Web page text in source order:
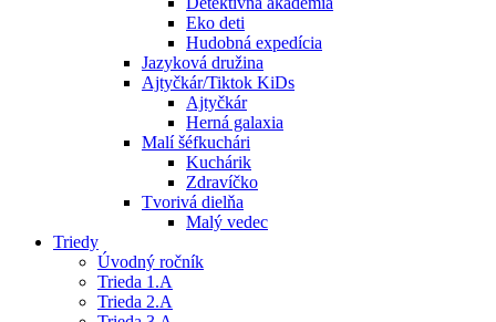
Eko deti
Hudobná expedícia
Jazyková družina
Ajtyčkár/Tiktok KiDs
Ajtyčkár
Herná galaxia
Malí šéfkuchári
Kuchárik
Zdravíčko
Tvorivá dielňa
Malý vedec
Triedy
Úvodný ročník
Trieda 1.A
Trieda 2.A